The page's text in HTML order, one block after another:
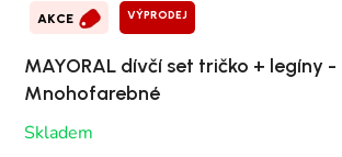
AKCE VÝPRODEJ
MAYORAL dívčí set tričko + legíny -
Mnohofarebné
Skladem